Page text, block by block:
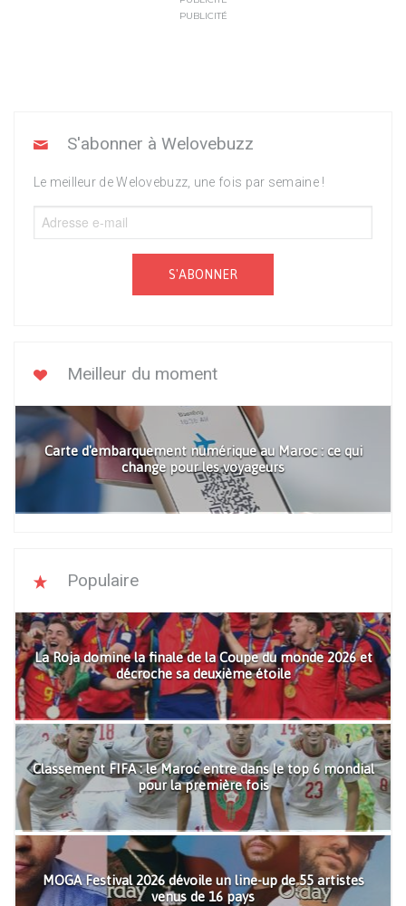
PUBLICITÉ
S'abonner à Welovebuzz
Le meilleur de Welovebuzz, une fois par semaine !
S'ABONNER
Meilleur du moment
Carte d'embarquement numérique au Maroc : ce qui
change pour les voyageurs
Populaire
La Roja domine la finale de la Coupe du monde 2026 et
décroche sa deuxième étoile
Classement FIFA : le Maroc entre dans le top 6 mondial
pour la première fois
MOGA Festival 2026 dévoile un line-up de 55 artistes
venus de 16 pays